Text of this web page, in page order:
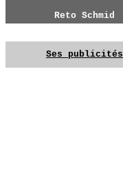
Reto Schmid
Ses publicités